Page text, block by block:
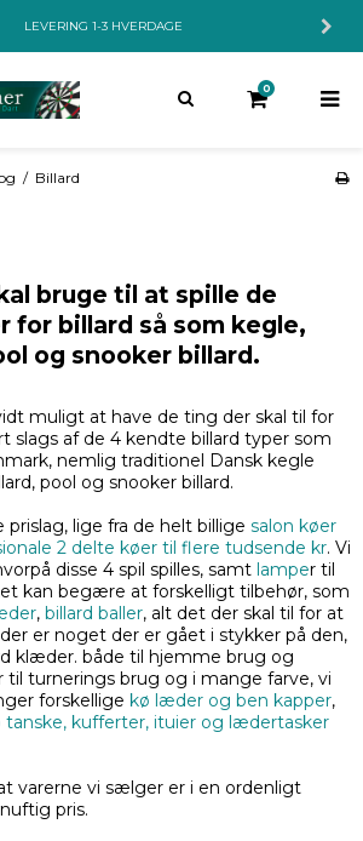
LEVERING 1-3 HVERDAGE
0
/ Billard
bruge til at spille de
for billard så som kegle,
og snooker billard.
muligt at have de ting der skal til for
slags af de 4 kendte billard typer som
nemlig traditionel Dansk kegle
pool og snooker billard.
prislag, lige fra de helt billige salon køer
2 delte køer til flere tudsende kr. Vi
disse 4 spil spilles, samt lamper til
kan begære at forskelligt tilbehør, som
, billard baller, alt det der skal til for at
er noget der er gået i stykker på den,
klæder. både til hjemme brug og
til turnerings brug og i mange farve, vi
forskellige kø læder og ben kapper,
tanske, kufferter, ituier og lædertasker
varerne vi sælger er i en ordenligt
pris.